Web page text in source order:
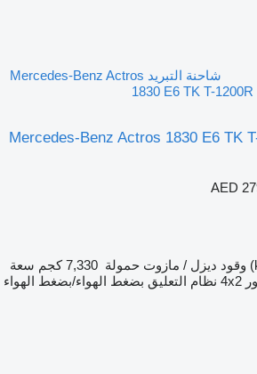
شاحنة التبريد Mercedes-Benz Actros
1830 E6 TK T-
Mercedes-Benz Actros 1830 E6 TK
AED
وقود ديزل / مازوت حمولة 7,330 كجم
سعة
4x2 نظام التعليق بضغط الهواء/بضغط الهواء